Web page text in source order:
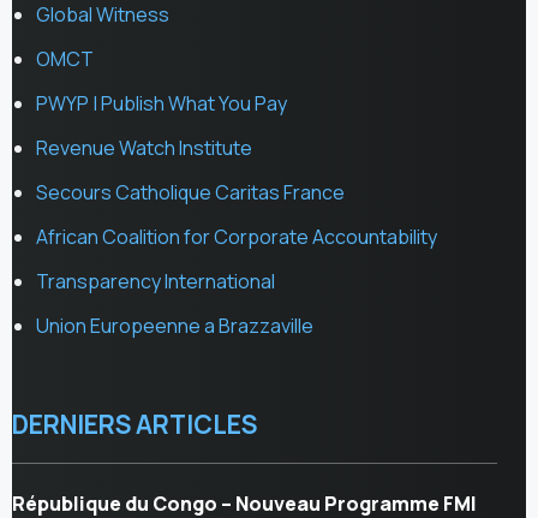
Global Witness
OMCT
PWYP | Publish What You Pay
Revenue Watch Institute
Secours Catholique Caritas France
African Coalition for Corporate Accountability
Transparency International
Union Europeenne a Brazzaville
DERNIERS ARTICLES
République du Congo – Nouveau Programme FMI